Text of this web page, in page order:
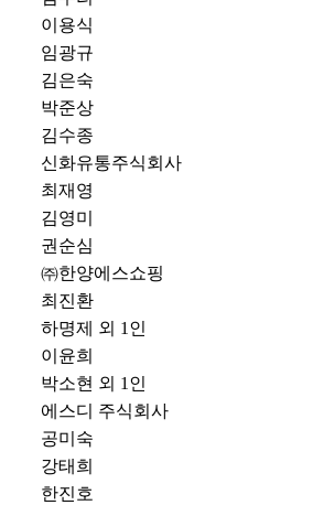
이용식
임광규
김은숙
박준상
김수종
신화유통주식회사
최재영
김영미
권순심
㈜한양에스쇼핑
최진환
하명제 외 1인
이윤희
박소현 외 1인
에스디 주식회사
공미숙
강태희
한진호